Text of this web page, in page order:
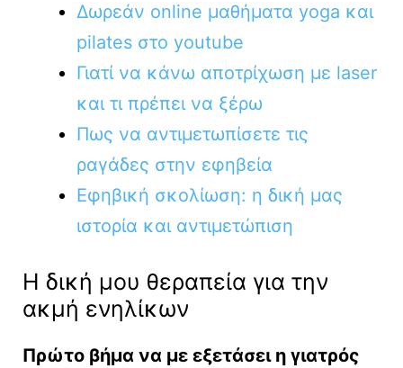
Δωρεάν online μαθήματα yoga και
pilates στο youtube
Γιατί να κάνω αποτρίχωση με laser
και τι πρέπει να ξέρω
Πως να αντιμετωπίσετε τις
ραγάδες στην εφηβεία
Eφηβική σκολίωση: η δική μας
ιστορία και αντιμετώπιση
Η δική μου θεραπεία για την
ακμή ενηλίκων
Πρώτο βήμα να με εξετάσει η γιατρός